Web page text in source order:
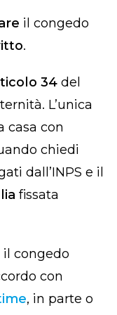
il congedo
.
34 del
L’unica
casa con
chiedi
dall’INPS e il
fissata
il congedo
con
, in parte o